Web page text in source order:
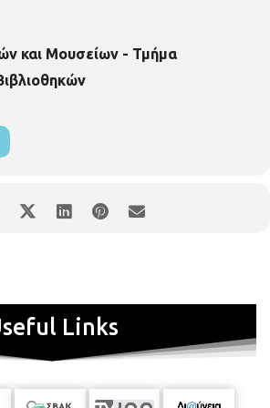
και Μουσείων - Τμήμα
Links